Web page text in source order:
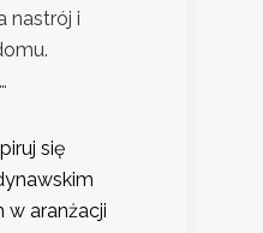
nastrój i
się
w aranżacji